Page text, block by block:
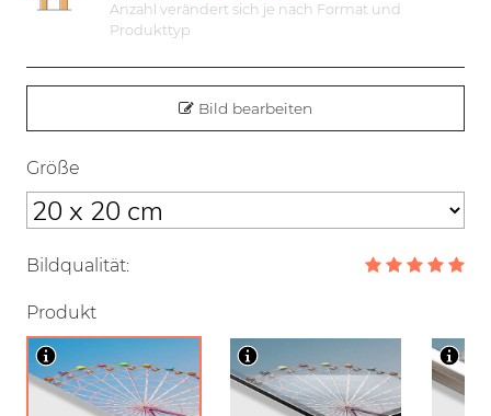
Anzahl verändert sich je nach Format und
Produkttyp
Bild bearbeiten
Größe
Bildqualität:
Produkt